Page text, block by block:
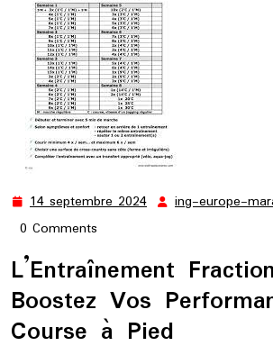
14 septembre 2024 14 ing-europe-
0 Comments
L’Entraînement
Boostez Vos
Course à Pied